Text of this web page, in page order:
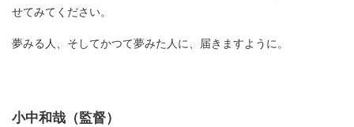
せてみてください。
夢みる人、そしてかつて夢みた人に、届きますように。
小中和哉（監督）